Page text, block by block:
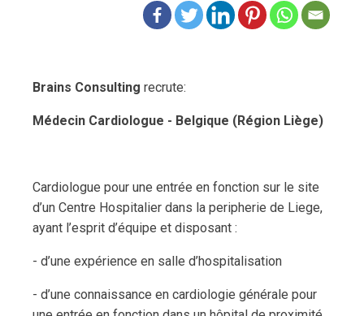
Brains Consulting recrute:
Médecin Cardiologue - Belgique (Région Liège)
Cardiologue pour une entrée en fonction sur le site
d’un Centre Hospitalier dans la peripherie de Liege,
ayant l’esprit d’équipe et disposant :
- d’une expérience en salle d’hospitalisation
- d’une connaissance en cardiologie générale pour